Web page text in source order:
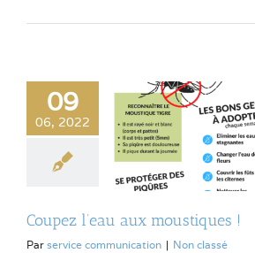
09
06, 2022
Coupez l’eau aux moustiques !
Par service communication | Non classé